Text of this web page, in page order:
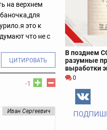
на верхнем
это к
что не с
ЦИТИРОВАТЬ
-1
Иван Сергеевич
В позднем
разумные
выработки
0